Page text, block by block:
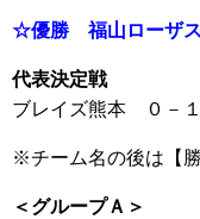
☆優勝 福山ローザス
代表決定戦
ブレイズ熊本 ０－
※チーム名の後は【
＜グループＡ＞